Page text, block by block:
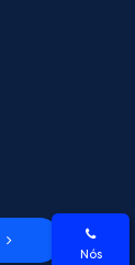
Nós